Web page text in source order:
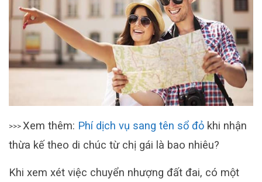
>>> Xem thêm: Phí dịch vụ sang tên sổ đỏ khi nhận
thừa kế theo di chúc từ chị gái là bao nhiêu?
Khi xem xét việc chuyển nhượng đất đai, có một